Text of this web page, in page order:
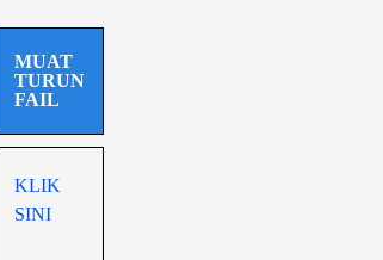
MUAT
TURUN
FAIL
KLIK
SINI